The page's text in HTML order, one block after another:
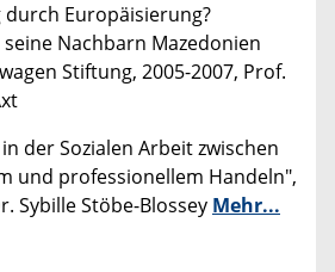
Europäisierung?
Nachbarn Mazedonien
Stiftung, 2005-2007, Prof.
der Sozialen Arbeit zwischen
und professionellem Handeln",
Sybille Stöbe-Blossey Mehr...